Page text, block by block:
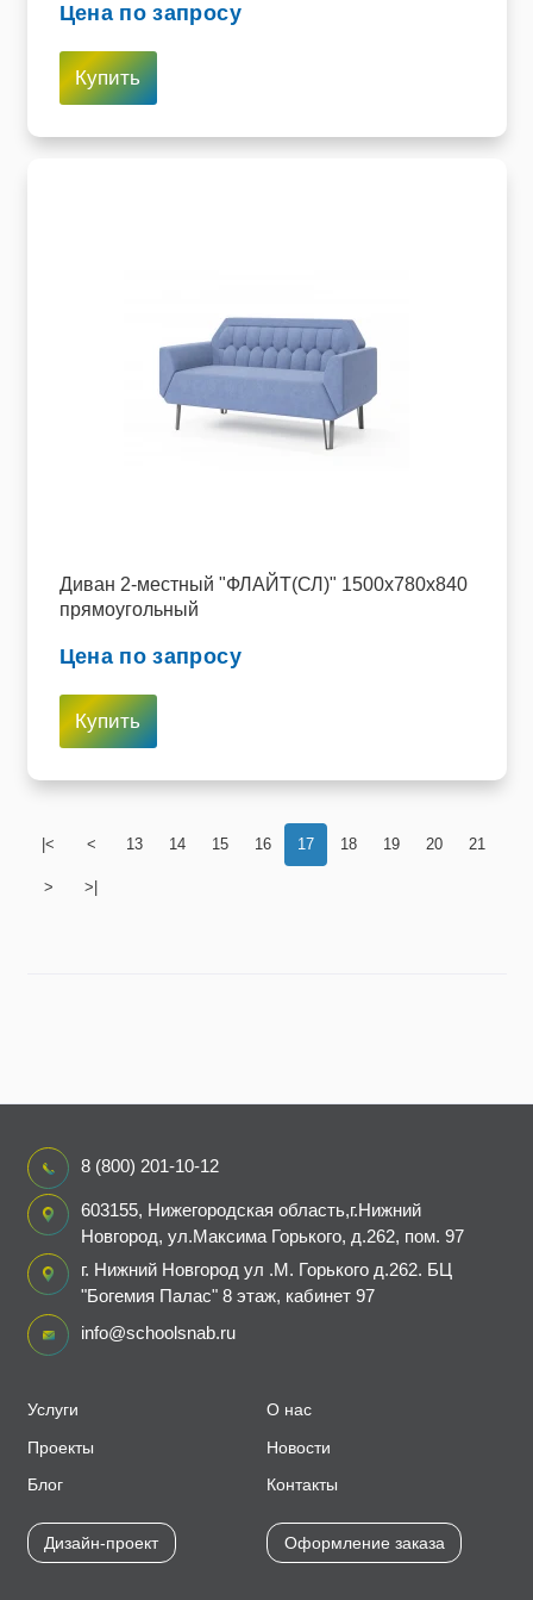
Цена по запросу
Купить
Диван 2-местный "ФЛАЙТ(СЛ)" 1500х780х840
прямоугольный
Цена по запросу
Купить
|< < 13 14 15 16 17 18 19 20 21
> >|
Услуги
Проекты
Блог
Дизайн-проект
О нас
Новости
Контакты
Оформление заказа
8 (800) 201-10-12
603155, Нижегородская область,г.Нижний
Новгород, ул.Максима Горького, д.262, пом. 97
г. Нижний Новгород ул .М. Горького д.262. БЦ
"Богемия Палас" 8 этаж, кабинет 97
info@schoolsnab.ru